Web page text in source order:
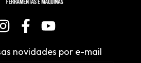
novidades por e-mail